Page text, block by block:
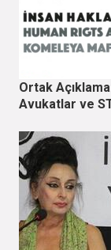
Ortak
Avukatlar ve